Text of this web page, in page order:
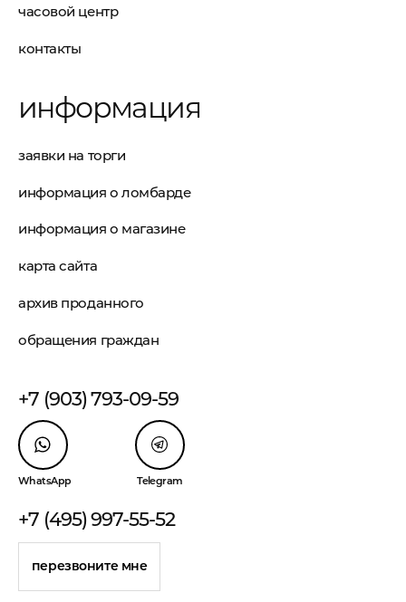
часовой центр
контакты
информация
заявки на торги
информация о ломбарде
информация о магазине
карта сайта
архив проданного
обращения граждан
+7 (903) 793-09-59
WhatsApp Telegram
+7 (495) 997-55-52
перезвоните мне